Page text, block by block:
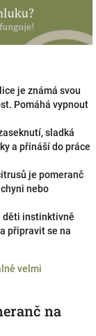
je známá svou
Pomáhá vypnout
sladká
a přináší do práce
je pomeranč
nebo
děti instinktivně
připravit se na
velmi
na